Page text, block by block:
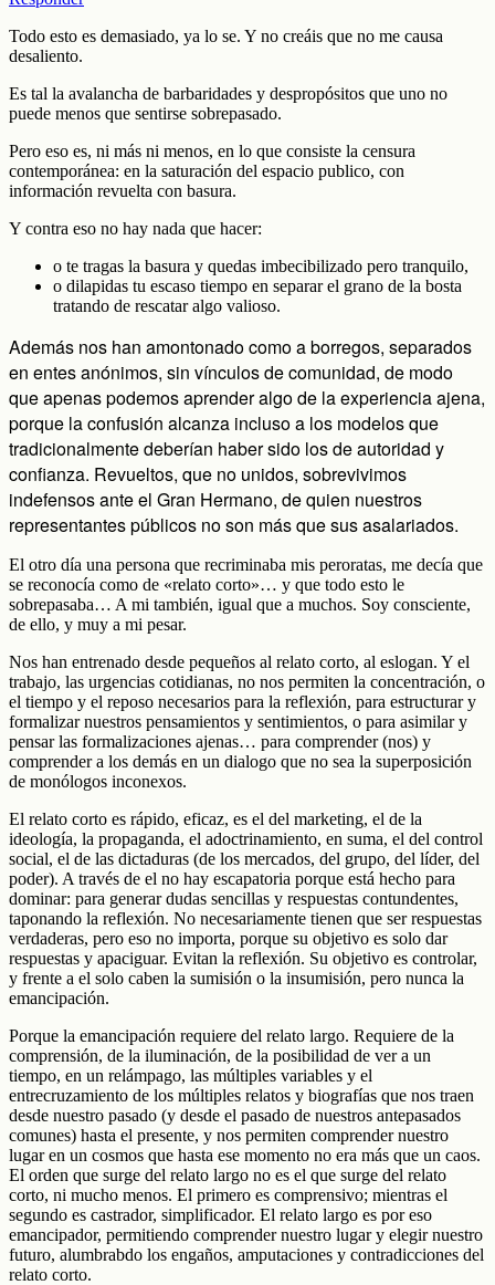
Todo esto es demasiado, ya lo se. Y no creáis que no me causa
desaliento.
Es tal la avalancha de barbaridades y despropósitos que uno no
puede menos que sentirse sobrepasado.
Pero eso es, ni más ni menos, en lo que consiste la censura
contemporánea: en la saturación del espacio publico, con
información revuelta con basura.
Y contra eso no hay nada que hacer:
o te tragas la basura y quedas imbecibilizado pero tranquilo,
o dilapidas tu escaso tiempo en separar el grano de la bosta
tratando de rescatar algo valioso.
Además nos han amontonado como a borregos, separados
en entes anónimos, sin vínculos de comunidad, de modo
que apenas podemos aprender algo de la experiencia ajena,
porque la confusión alcanza incluso a los modelos que
tradicionalmente deberían haber sido los de autoridad y
confianza. Revueltos, que no unidos, sobrevivimos
indefensos ante el Gran Hermano, de quien nuestros
representantes públicos no son más que sus asalariados.
El otro día una persona que recriminaba mis peroratas, me decía que
se reconocía como de «relato corto»… y que todo esto le
sobrepasaba… A mi también, igual que a muchos. Soy consciente,
de ello, y muy a mi pesar.
Nos han entrenado desde pequeños al relato corto, al eslogan. Y el
trabajo, las urgencias cotidianas, no nos permiten la concentración, o
el tiempo y el reposo necesarios para la reflexión, para estructurar y
formalizar nuestros pensamientos y sentimientos, o para asimilar y
pensar las formalizaciones ajenas… para comprender (nos) y
comprender a los demás en un dialogo que no sea la superposición
de monólogos inconexos.
El relato corto es rápido, eficaz, es el del marketing, el de la
ideología, la propaganda, el adoctrinamiento, en suma, el del control
social, el de las dictaduras (de los mercados, del grupo, del líder, del
poder). A través de el no hay escapatoria porque está hecho para
dominar: para generar dudas sencillas y respuestas contundentes,
taponando la reflexión. No necesariamente tienen que ser respuestas
verdaderas, pero eso no importa, porque su objetivo es solo dar
respuestas y apaciguar. Evitan la reflexión. Su objetivo es controlar,
y frente a el solo caben la sumisión o la insumisión, pero nunca la
emancipación.
Porque la emancipación requiere del relato largo. Requiere de la
comprensión, de la iluminación, de la posibilidad de ver a un
tiempo, en un relámpago, las múltiples variables y el
entrecruzamiento de los múltiples relatos y biografías que nos traen
desde nuestro pasado (y desde el pasado de nuestros antepasados
comunes) hasta el presente, y nos permiten comprender nuestro
lugar en un cosmos que hasta ese momento no era más que un caos.
El orden que surge del relato largo no es el que surge del relato
corto, ni mucho menos. El primero es comprensivo; mientras el
segundo es castrador, simplificador. El relato largo es por eso
emancipador, permitiendo comprender nuestro lugar y elegir nuestro
futuro, alumbrabdo los engaños, amputaciones y contradicciones del
relato corto.